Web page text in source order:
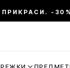
-30% НА